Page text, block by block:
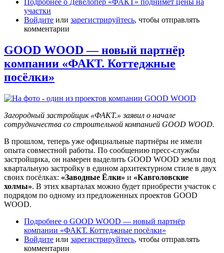
участки
Войдите или зарегистрируйтесь, чтобы отправлять
комментарии
GOOD WOOD — новый партнёр
компании «ФАКТ. Коттеджные
посёлки»
Загородный застройщик «ФАКТ.» заявил о начале
сотрудничества со строительной компанией GOOD WOOD.
В прошлом, теперь уже официальные партнёры не имели
опыта совместной работы. По сообщению пресс-службы
застройщика, он намерен выделить GOOD WOOD земли под
квартальную застройку в едином архитектурном стиле в двух
своих посёлках: «Заводные Ёлки» и «Кавголовские
холмы». В этих кварталах можно будет приобрести участок с
подрядом по одному из предложенных проектов GOOD
WOOD.
Подробнее о GOOD WOOD — новый партнёр
компании «ФАКТ. Коттеджные посёлки»
Войдите или зарегистрируйтесь, чтобы отправлять
комментарии